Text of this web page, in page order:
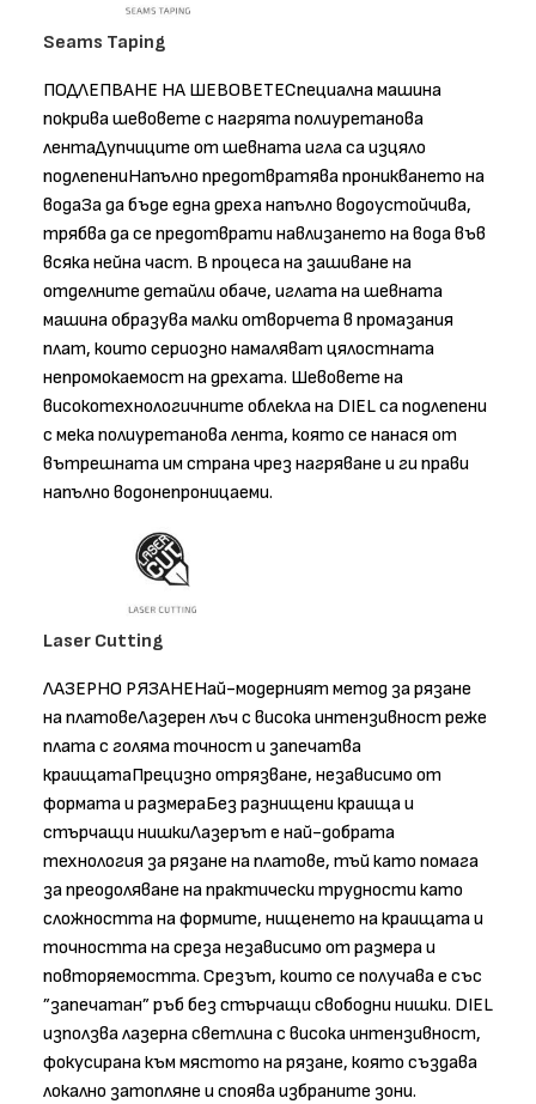
Seams Taping
ПОДЛЕПВАНЕ НА ШЕВОВЕТЕСпециална машина
покрива шевовете с нагрята полиуретанова
лентаДупчиците от шевната игла са изцяло
подлепениНапълно предотвратява проникването на
водаЗа да бъде една дреха напълно водоустойчива,
трябва да се предотврати навлизането на вода във
всяка нейна част. В процеса на зашиване на
отделните детайли обаче, иглата на шевната
машина образува малки отворчета в промазания
плат, които сериозно намаляват цялостната
непромокаемост на дрехата. Шевовете на
високотехнологичните облекла на DIEL са подлепени
с мека полиуретанова лента, която се нанася от
вътрешната им страна чрез нагряване и ги прави
напълно водонепроницаеми.
Laser Cutting
ЛАЗЕРНО РЯЗАНЕНай-модерният метод за рязане
на платовеЛазерен лъч с висока интензивност реже
плата с голяма точност и запечатва
краищатаПрецизно отрязване, независимо от
формата и размераБез разнищени краища и
стърчащи нишкиЛазерът е най-добрата
технология за рязане на платове, тъй като помага
за преодоляване на практически трудности като
сложността на формите, нищенето на краищата и
точността на среза независимо от размера и
повторяемостта. Срезът, които се получава е със
”запечатан” ръб без стърчащи свободни нишки. DIEL
използва лазерна светлина с висока интензивност,
фокусирана към мястото на рязане, която създава
локално затопляне и споява избраните зони.